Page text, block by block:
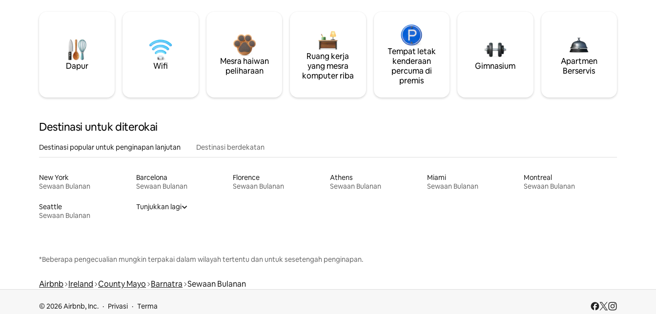
Dapur Wifi
Mesra haiwan
peliharaan
Ruang kerja
yang mesra
komputer riba
Tempat letak
kenderaan
percuma di
premis
Gimnasium
Apartmen
Berservis
Destinasi untuk diterokai
Destinasi popular untuk penginapan lanjutan Destinasi berdekatan
New York
Sewaan Bulanan
Barcelona
Sewaan Bulanan
Florence
Sewaan Bulanan
Athens
Sewaan Bulanan
Miami
Sewaan Bulanan
Montreal
Sewaan Bulanan
Seattle
Sewaan Bulanan
Tunjukkan lagi
*Beberapa pengecualian mungkin terpakai dalam wilayah tertentu dan untuk sesetengah penginapan.
Airbnb Ireland County Mayo Barnatra Sewaan Bulanan
© 2026 Airbnb, Inc. Privasi Terma